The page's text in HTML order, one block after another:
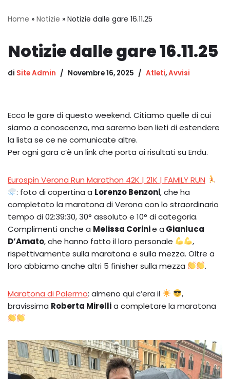
Home » Notizie » Notizie dalle gare 16.11.25
Notizie dalle gare 16.11.25
di Site Admin Novembre 16, 2025 Atleti,Avvisi
Ecco le gare di questo weekend. Citiamo quelle di cui
siamo a conoscenza, ma saremo ben lieti di estendere
la lista se ce ne comunicate altre.
Per ogni gara c’è un link che porta ai risultati su Endu.
Eurospin Verona Run Marathon 42K | 21K | FAMILY RUN
: foto di copertina a Lorenzo Benzoni, che ha
completato la maratona di Verona con lo straordinario
tempo di 02:39:30, 30° assoluto e 10° di categoria.
Complimenti anche a Melissa Corinie a Gianluca
D’Amato, che hanno fatto il loro personale
,
rispettivamente sulla maratona e sulla mezza. Oltre a
loro abbiamo anche altri 5 finisher sulla mezza
.
Maratona di Palermo: almeno qui c’era il
,
bravissima Roberta Mirellia completare la maratona